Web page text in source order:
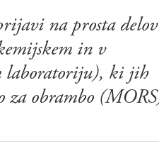
na prosta
in v
laboratoriju), ki jih
za obrambo